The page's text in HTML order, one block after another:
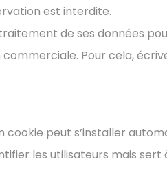
est interdite.
de ses données
Pour cela,
cookie peut s’installer
les utilisateurs mais